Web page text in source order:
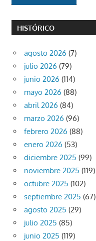
HISTÓRICO
agosto 2026 (7)
julio 2026 (79)
junio 2026 (114)
mayo 2026 (88)
abril 2026 (84)
marzo 2026 (96)
febrero 2026 (88)
enero 2026 (53)
diciembre 2025 (99)
noviembre 2025 (119)
octubre 2025 (102)
septiembre 2025 (67)
agosto 2025 (29)
julio 2025 (85)
junio 2025 (119)